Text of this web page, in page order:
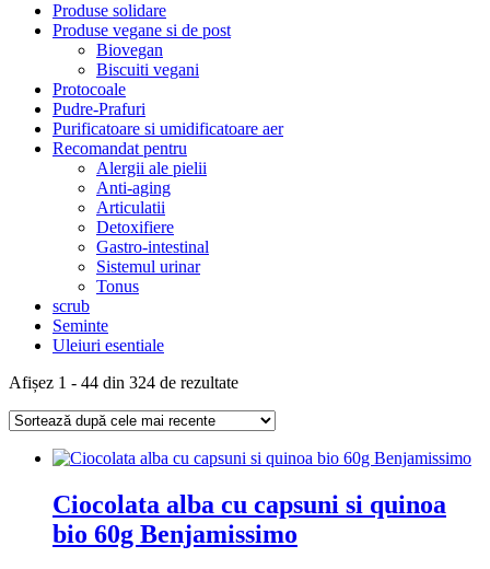
Produse solidare
Produse vegane si de post
Biovegan
Biscuiti vegani
Protocoale
Pudre-Prafuri
Purificatoare si umidificatoare aer
Recomandat pentru
Alergii ale pielii
Anti-aging
Articulatii
Detoxifiere
Gastro-intestinal
Sistemul urinar
Tonus
scrub
Seminte
Uleiuri esentiale
Afișez 1 - 44 din 324 de rezultateSortat
cele
recente
Ciocolata alba cu capsuni si quinoa
bio 60g Benjamissimo